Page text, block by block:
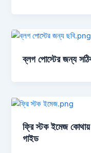
ব্লগ পোস্টের জন্য সঠিক
ফ্রি স্টক ইমেজ কোথায়
গাইড